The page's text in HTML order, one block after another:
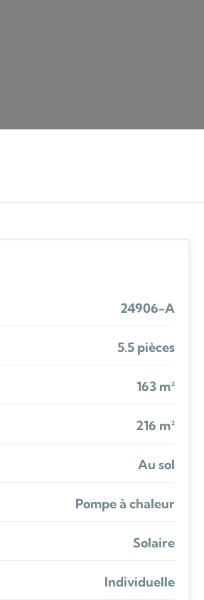
24906-A
5.5 pièces
163 m²
216 m²
Au sol
Pompe à chaleur
Solaire
Individuelle